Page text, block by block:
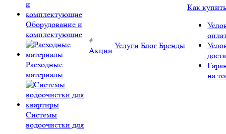
Оборудование и
комплектующие
Расходные
материалы
Системы
водоочистки для
Акции
Услуги Блог Бренды
Как купить
на